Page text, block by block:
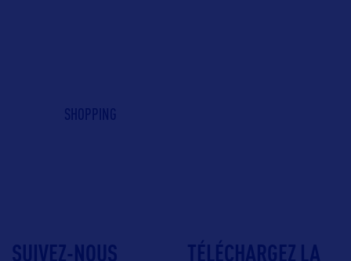
SHOPPING
SUIVEZ-NOUS
TÉLÉCHARGEZ LA